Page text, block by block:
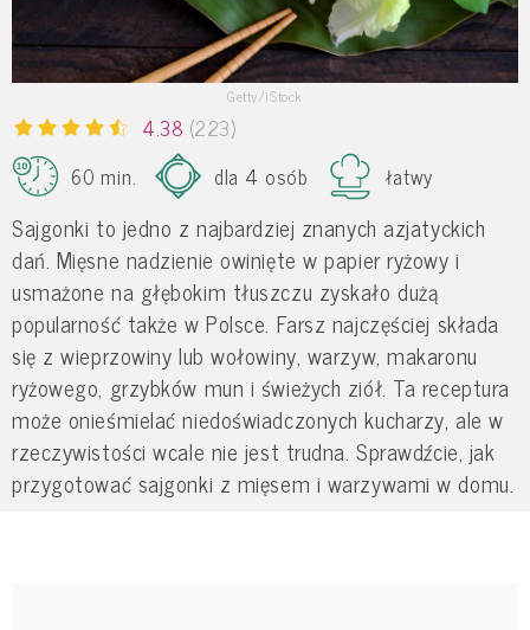
Getty/iStock
4.38 (223)
60 min.
dla 4 osób łatwy
Sajgonki to jedno z najbardziej znanych azjatyckich
dań. Mięsne nadzienie owinięte w papier ryżowy i
usmażone na głębokim tłuszczu zyskało dużą
popularność także w Polsce. Farsz najczęściej składa
się z wieprzowiny lub wołowiny, warzyw, makaronu
ryżowego, grzybków mun i świeżych ziół. Ta receptura
może onieśmielać niedoświadczonych kucharzy, ale w
rzeczywistości wcale nie jest trudna. Sprawdźcie, jak
przygotować sajgonki z mięsem i warzywami w domu.